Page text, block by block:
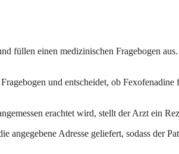
einen medizinischen Fragebogen
und entscheidet, ob
erachtet wird, stellt der Arzt ein
Adresse geliefert, sodass der